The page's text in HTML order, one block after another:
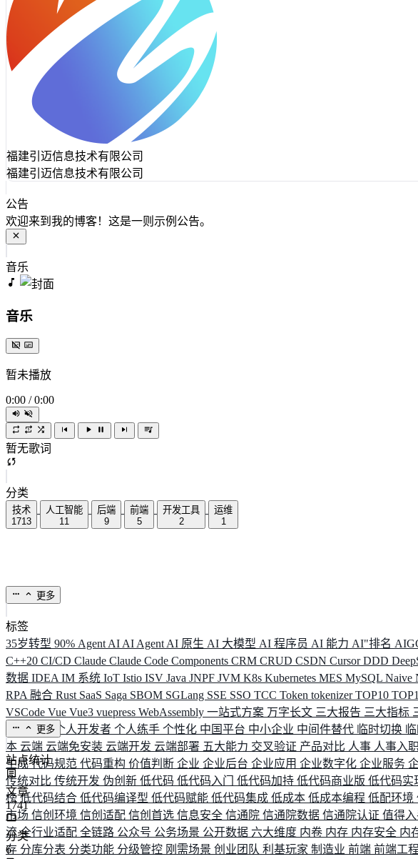
福建引迈信息技术有限公司
福建引迈信息技术有限公司
公告
欢迎来到我的博客！这是一则示例公告。
音乐
音乐
暂未播放
0:00 / 0:00
暂无歌词
分类
技术
1713
人工智能
11
后端
9
前端
5
开发工具
2
运维
1
更多
标签
35岁转型 90% Agent AI AI Agent AI 原生 AI 大模型 AI 程序员 AI 能力 AI"排名
C++20 CI/CD Claude Claude Code Components CRM CRUD CSDN CursorDDD
数据 IDEA IM 系统 IoT Istio ISV Java JNPF JVM K8s Kubernetes MES MySQL Naive
RPA 融合 Rust SaaS Saga SBOM SGLang SSE SSO TCC Token tokenizerTOP10
VSCode Vue Vue3 vuepress WebAssembly 一站式方案 万字长文 三大报告 三大指标
业务连续个人开发者 个人练手 个性化 中国平台 中小企业 中间件替代 临时切换
本 云端 云端免安装 云端开发 云端部署 五大能力 交叉验证 产品对比 人事 人事入职
生成代码规范 代码重构 价值判断 企业 企业后台 企业应用 企业数字化 企业服务
传统对比 传统开发 伪创新 低代码 低代码入门 低代码加持 低代码商业版 低代码实
榜低代码结合 低代码编译型 低代码赋能 低代码集成 低成本 低成本编程 低配环境
市场 信创环境 信创适配 信创首选 信息安全 信通院 信通院数据 信通院认证 值得
流全行业适配 全链路 公众号 公务场景 公开数据 六大维度 内卷 内存 内存安全 内
存 分库分表 分类功能 分级管控 刚需场景 创业团队 利基玩家 制造业 前端 前端工
更多
站点统计
文章
1741
分类
6